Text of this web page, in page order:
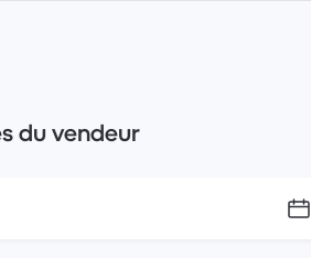
du vendeur